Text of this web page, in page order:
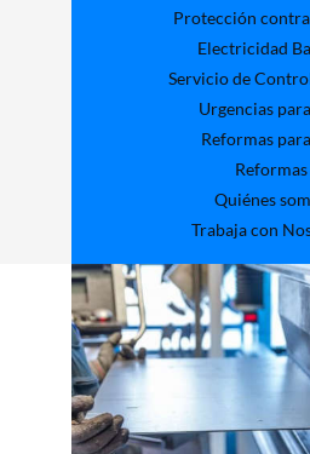
Protección
Electricidad
Servicio de
Urgencias
Reformas
Reformas
Quiénes
Trabaja con